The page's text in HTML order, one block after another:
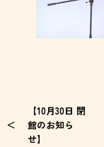
【10月30日 閉
館のお知ら
せ】